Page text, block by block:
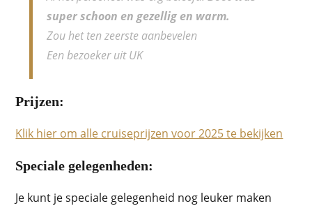
super schoon en gezellig en warm.
Zou het ten zeerste aanbevelen
Een bezoeker uit UK
Prijzen:
Klik hier om alle cruiseprijzen voor 2025 te bekijken
Speciale gelegenheden:
Je kunt je speciale gelegenheid nog leuker maken